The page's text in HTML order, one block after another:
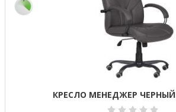
КРЕСЛО МЕНЕДЖЕР